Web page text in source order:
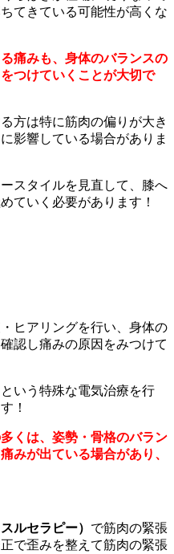
てきている可能性が高くな
痛みも、身体のバランスの
つけていくことが大切で
方は特に筋肉の偏りが大き
影響している場合がありま
スタイルを見直して、膝へ
ていく必要があります！
ヒアリングを行い、身体の
認し痛みの原因をみつけて
という特殊な電気治療を行
！
くは、姿勢・骨格のバラン
みが出ている場合があり、
ルセラピー） で筋肉の緊張
で歪みを整えて筋肉の緊張